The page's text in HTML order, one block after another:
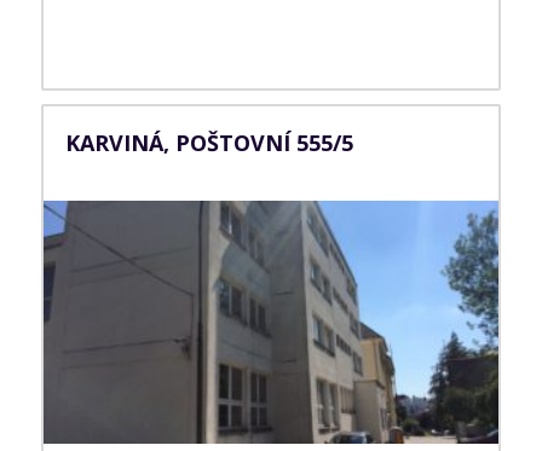
KARVINÁ, POŠTOVNÍ 555/5